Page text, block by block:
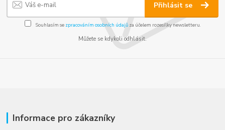
Přihlásit se
Souhlasím se zpracováním osobních údajůza účelem rozesílky newsletteru.
Můžete se kdykoli odhlásit.
Informace pro zákazníky